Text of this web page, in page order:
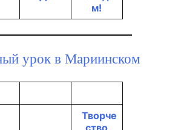
м!
урок в Мариинском
Творче
ство